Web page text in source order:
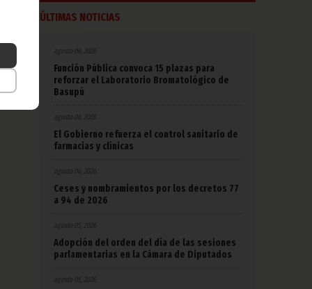
de
ÚLTIMAS NOTICIAS
agosto 06, 2026
Función Pública convoca 15 plazas para
reforzar el Laboratorio Bromatológico de
Basupú
agosto 06, 2026
El Gobierno refuerza el control sanitario de
farmacias y clínicas
agosto 06, 2026
Ceses y nombramientos por los decretos 77
a 94 de 2026
agosto 05, 2026
Adopción del orden del día de las sesiones
parlamentarias en la Cámara de Diputados
agosto 05, 2026